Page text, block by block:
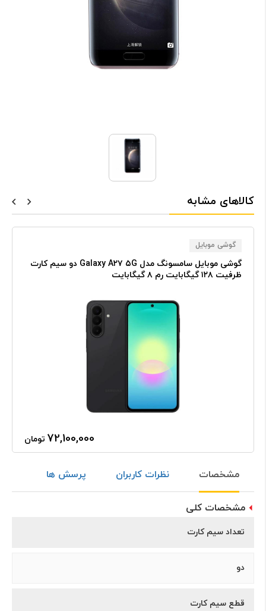
کالاهای مشابه
گوشی موبایل
گوشی موبایل سامسونگ مدل Galaxy A۲۷ ۵G دو سیم کارت
ظرفیت ۱۲۸ گیگابایت رم ۸ گیگابایت
72,100,000 تومان
مشخصات نظرات کاربران پرسش ها
مشخصات کلی
تعداد سیم کارت
دو
قطع سیم کارت